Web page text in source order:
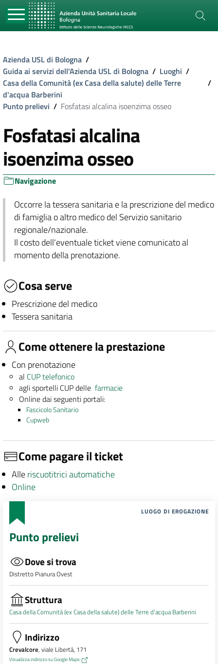
Azienda USL di Bologna /
Guida ai servizi dell'Azienda USL di Bologna / Luoghi /
Casa della Comunità (ex Casa della salute) delle Terre
d'acqua Barberini
/
Punto prelievi / Fosfatasi alcalina isoenzima osseo
Fosfatasi alcalina
isoenzima osseo
Navigazione
Occorre la tessera sanitaria e la prescrizione del medico
di famiglia o altro medico del Servizio sanitario
regionale/nazionale.
Il costo dell'eventuale ticket viene comunicato al
momento della prenotazione.
Cosa serve
Prescrizione del medico
Tessera sanitaria
Come ottenere la prestazione
Con prenotazione
al CUP telefonico
agli sportelli CUP dellefarmacie
Online dai seguenti portali:
Fascicolo Sanitario
Cupweb
Come pagare il ticket
Alleriscuotitrici automatiche
Online
LUOGO DI EROGAZIONE
Punto prelievi
Dove si trova
Distretto Pianura Ovest
Struttura
Casa della Comunità (ex Casa della salute) delle Terre d'acqua Barberini
Indirizzo
Crevalcore, viale Libertà, 171
Visualizza indirizzo su Google Maps